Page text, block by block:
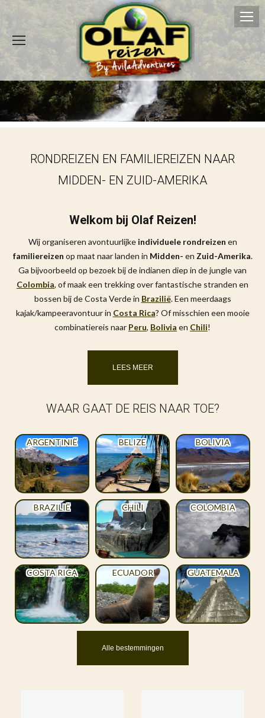
RONDREIZEN EN FAMILIEREIZEN NAAR
MIDDEN- EN ZUID-AMERIKA
Welkom bij Olaf Reizen!
Wij organiseren avontuurlijke individuele rondreizen en
familiereizen op maat naar landen in Midden- en Zuid-Amerika.
Ga bijvoorbeeld op bezoek bij de indianen diep in de jungle van
Colombia, of maak een trekking over fantastische stranden en
bossen bij de Costa Verde in Brazilië. Een meerdaags
kajak/kampeeravontuur in Costa Rica? Of misschien een mooie
combinatiereis naar Peru, Bolivia en Chili!
LEES MEER
WAAR GAAT DE REIS NAAR TOE?
ARGENTINIË BELIZE BOLIVIA
BRAZILIË CHILI COLOMBIA
COSTA RICA ECUADOR GUATEMALA
Alle bestemmingen